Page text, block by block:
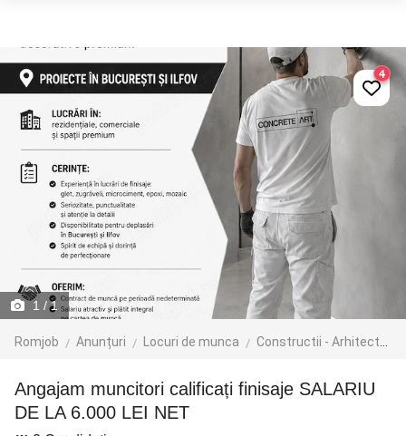
1 / 1
Romjob Anunțuri Locuri de munca Constructii - Arhitectura - Design
4
Angajam muncitori calificați finisaje SALARIU
DE LA 6.000 LEI NET